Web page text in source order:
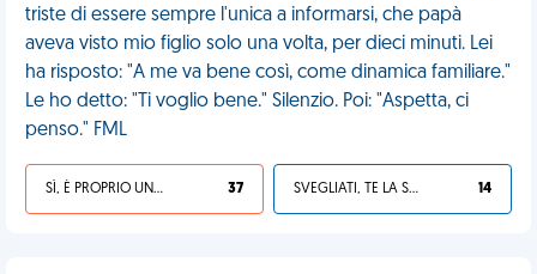
triste di essere sempre l'unica a informarsi, che papà
aveva visto mio figlio solo una volta, per dieci minuti. Lei
ha risposto: "A me va bene così, come dinamica familiare."
Le ho detto: "Ti voglio bene." Silenzio. Poi: "Aspetta, ci
penso." FML
SÌ, È PROPRIO UNA VDM! 37 SVEGLIATI, TE LA SEI CERCATA! 14